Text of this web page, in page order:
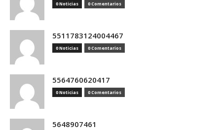
0 Noticias 0 Comentarios
5511783124004467
0 Noticias 0 Comentarios
5564760620417
0 Noticias 0 Comentarios
5648907461